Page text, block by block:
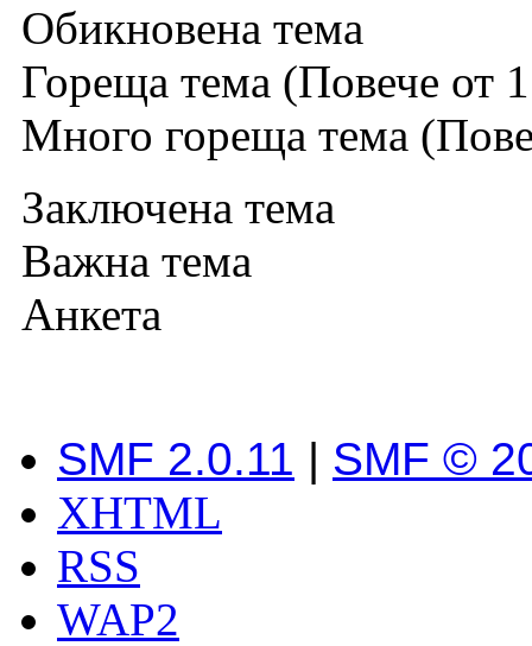
Обикновена тема
Гореща тема (Повече от
Много гореща тема
Заключена тема
Важна тема
Анкета
SMF 2.0.11 | SMF ©
XHTML
RSS
WAP2